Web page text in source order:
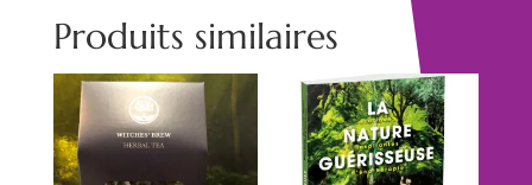
Produits similaires